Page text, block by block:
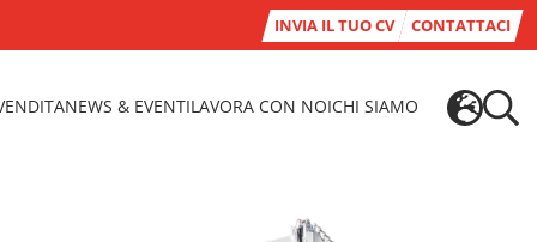
INVIA IL TUO CV CONTATTACI
NEWS & EVENTILAVORA CON NOICHI SIAMO